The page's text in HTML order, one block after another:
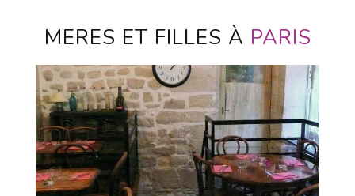
MERES ET FILLES À PARIS